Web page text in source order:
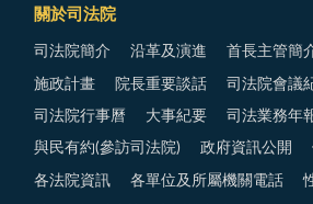
關於司法院
司法院簡介 沿革及演進 首長主管簡
施政計畫 院長重要談話 司法院會議
司法院行事曆 大事紀要 司法業務年
與民有約(參訪司法院) 政府資訊公開
各法院資訊 各單位及所屬機關電話